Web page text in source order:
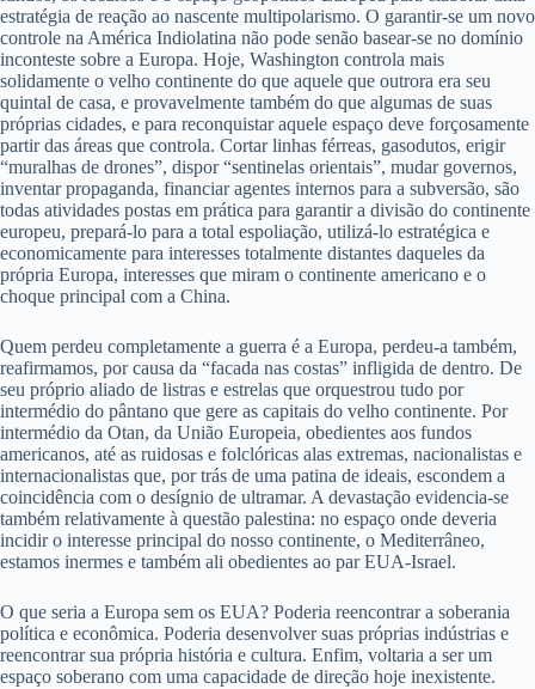
estratégia de reação ao nascente multipolarismo. O garantir-se um novo
controle na América Indiolatina não pode senão basear-se no domínio
inconteste sobre a Europa. Hoje, Washington controla mais
solidamente o velho continente do que aquele que outrora era seu
quintal de casa, e provavelmente também do que algumas de suas
próprias cidades, e para reconquistar aquele espaço deve forçosamente
partir das áreas que controla. Cortar linhas férreas, gasodutos, erigir
“muralhas de drones”, dispor “sentinelas orientais”, mudar governos,
inventar propaganda, financiar agentes internos para a subversão, são
todas atividades postas em prática para garantir a divisão do continente
europeu, prepará-lo para a total espoliação, utilizá-lo estratégica e
economicamente para interesses totalmente distantes daqueles da
própria Europa, interesses que miram o continente americano e o
choque principal com a China.
Quem perdeu completamente a guerra é a Europa, perdeu-a também,
reafirmamos, por causa da “facada nas costas” infligida de dentro. De
seu próprio aliado de listras e estrelas que orquestrou tudo por
intermédio do pântano que gere as capitais do velho continente. Por
intermédio da Otan, da União Europeia, obedientes aos fundos
americanos, até as ruidosas e folclóricas alas extremas, nacionalistas e
internacionalistas que, por trás de uma patina de ideais, escondem a
coincidência com o desígnio de ultramar. A devastação evidencia-se
também relativamente à questão palestina: no espaço onde deveria
incidir o interesse principal do nosso continente, o Mediterrâneo,
estamos inermes e também ali obedientes ao par EUA-Israel.
O que seria a Europa sem os EUA? Poderia reencontrar a soberania
política e econômica. Poderia desenvolver suas próprias indústrias e
reencontrar sua própria história e cultura. Enfim, voltaria a ser um
espaço soberano com uma capacidade de direção hoje inexistente.